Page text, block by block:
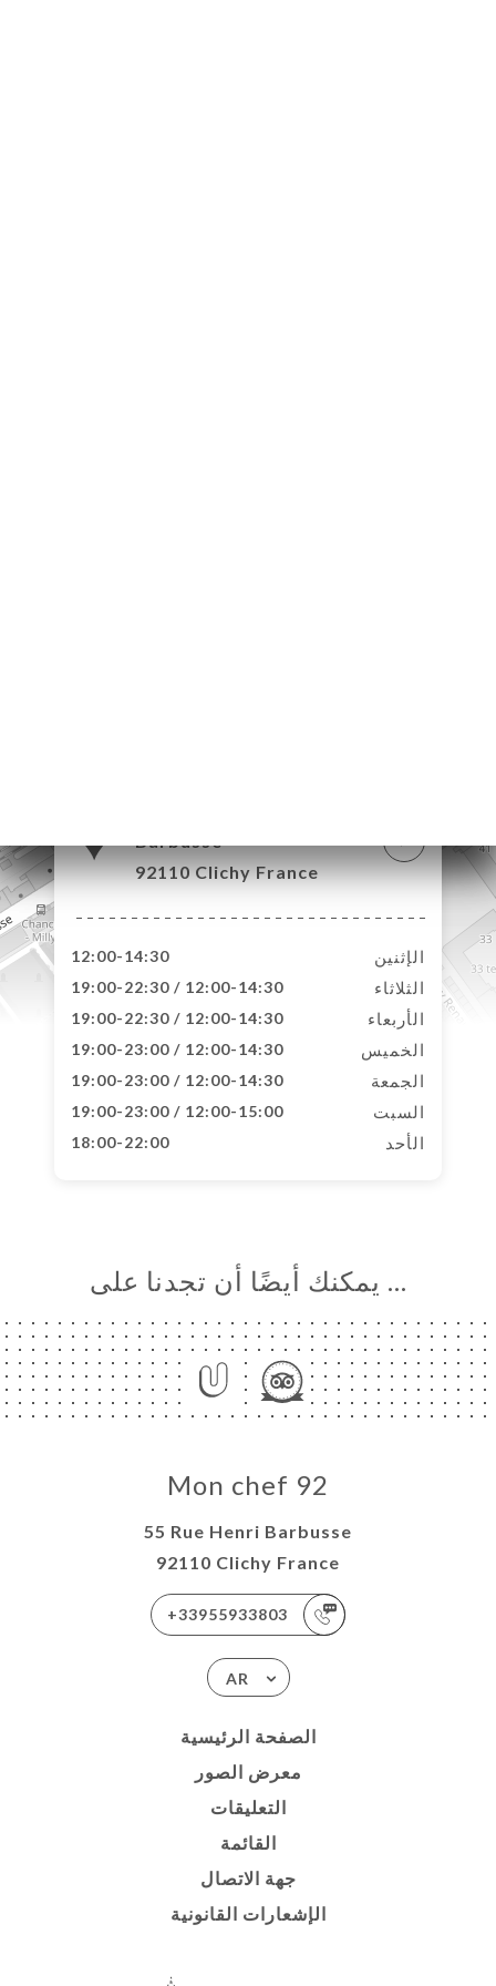
Barbusse
92110 Clichy France
الإثنين 12:00-14:30
الثلاثاء 12:00-14:30 / 19:00-22:30
الأربعاء 12:00-14:30 / 19:00-22:30
الخميس 12:00-14:30 / 19:00-23:00
الجمعة 12:00-14:30 / 19:00-23:00
السبت 12:00-15:00 / 19:00-23:00
الأحد 18:00-22:00
… يمكنك أيضًا أن تجدنا على
Mon chef 92
55 Rue Henri Barbusse
92110 Clichy France
+33955933803
AR
الصفحة الرئيسية
معرض الصور
التعليقات
القائمة
جهة الاتصال
الإشعارات القانونية